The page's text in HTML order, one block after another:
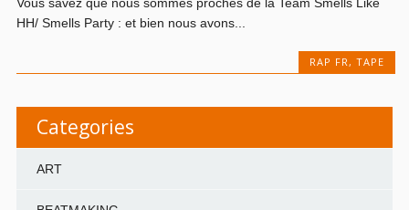
HH/ Smells Party : et bien nous avons...
RAP FR, TAPE
Categories
ART